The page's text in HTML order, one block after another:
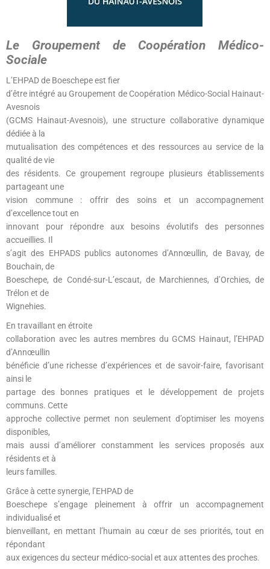
Le Groupement de Coopération Médico-
Sociale
L’EHPAD de Boeschepe est fier
d’être intégré au Groupement de Coopération Médico-Social Hainaut-
Avesnois
(GCMS Hainaut-Avesnois), une structure collaborative dynamique
dédiée à la
mutualisation des compétences et des ressources au service de la
qualité de vie
des résidents. Ce groupement regroupe plusieurs établissements
partageant une
vision commune : offrir des soins et un accompagnement
d’excellence tout en
innovant pour répondre aux besoins évolutifs des personnes
accueillies. Il
s’agit des EHPADS publics autonomes d’Annœullin, de Bavay, de
Bouchain, de
Boeschepe, de Condé-sur-L’escaut, de Marchiennes, d’Orchies, de
Trélon et de
Wignehies.
En travaillant en étroite
collaboration avec les autres membres du GCMS Hainaut, l’EHPAD
d’Annœullin
bénéficie d’une richesse d’expériences et de savoir-faire, favorisant
ainsi le
partage des bonnes pratiques et le développement de projets
communs. Cette
approche collective permet non seulement d’optimiser les moyens
disponibles,
mais aussi d’améliorer constamment les services proposés aux
résidents et à
leurs familles.
Grâce à cette synergie, l’EHPAD de
Boeschepe s’engage pleinement à offrir un accompagnement
individualisé et
bienveillant, en mettant l’humain au cœur de ses priorités, tout en
répondant
aux exigences du secteur médico-social et aux attentes des proches.